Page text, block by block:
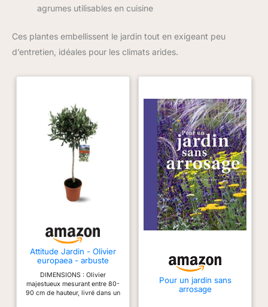
agrumes utilisables en cuisine
Ces plantes embellissent le jardin tout en exigeant peu
d’entretien, idéales pour les climats arides.
Attitude Jardin - Olivier
europaea - arbuste
cm - ⌀ 18 cm - plante
d'extérieur
DIMENSIONS : Olivier
majestueux mesurant entre 80-
90 cm de hauteur, livré dans un
Pour un jardin sans
arrosage